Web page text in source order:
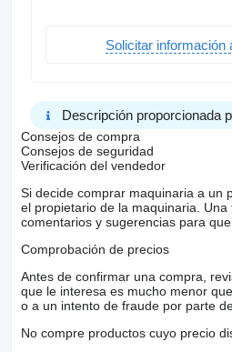
Solicitar información
Descripción proporcionada
Consejos de compra
Consejos de seguridad
Verificación del vendedor
Si decide comprar maquinaria a un
el propietario de la maquinaria.
comentarios y sugerencias para
Comprobación de precios
Antes de confirmar una compra,
que le interesa es mucho menor
o a un intento de fraude por parte
No compre productos cuyo precio